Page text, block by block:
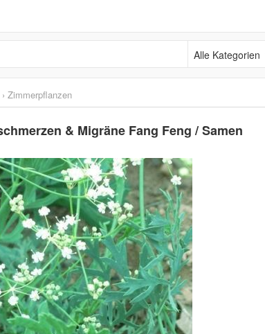
Alle Kategorien
› Zimmerpflanzen
& Migräne Fang Feng / Samen